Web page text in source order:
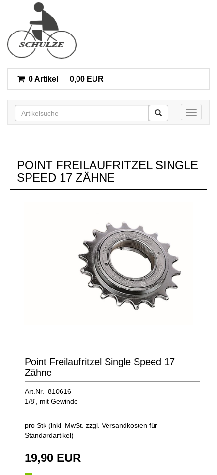
0 Artikel 0,00 EUR
Toggle
POINT FREILAUFRITZEL SINGLE
SPEED 17 ZÄHNE
Point Freilaufritzel Single Speed 17
Zähne
Art.Nr. 810616
1/8', mit Gewinde
pro Stk (inkl. MwSt. zzgl. Versandkosten für
Standardartikel)
19,90 EUR